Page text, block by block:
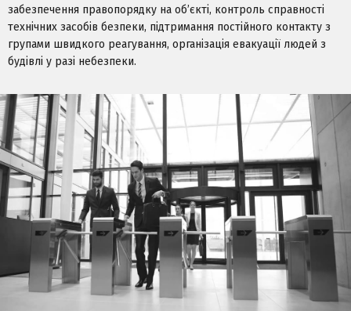
забезпечення правопорядку на об’єкті, контроль справності
технічних засобів безпеки, підтримання постійного контакту з
групами швидкого реагування, організація евакуації людей з
будівлі у разі небезпеки.